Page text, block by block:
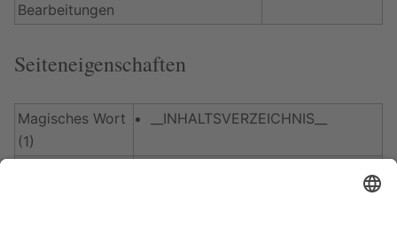
Bearbeitungen
Seiteneigenschaften
Magisches Wort
(1)
__INHALTSVERZEICHNIS__